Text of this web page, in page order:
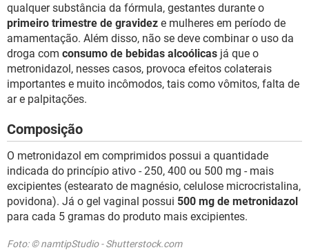
qualquer substância da fórmula, gestantes durante o
primeiro trimestre de gravidez e mulheres em período de
amamentação. Além disso, não se deve combinar o uso da
droga com consumo de bebidas alcoólicas já que o
metronidazol, nesses casos, provoca efeitos colaterais
importantes e muito incômodos, tais como vômitos, falta de
ar e palpitações.
Composição
O metronidazol em comprimidos possui a quantidade
indicada do princípio ativo - 250, 400 ou 500 mg - mais
excipientes (estearato de magnésio, celulose microcristalina,
povidona). Já o gel vaginal possui 500 mg de metronidazol
para cada 5 gramas do produto mais excipientes.
Foto: © namtipStudio - Shutterstock.com